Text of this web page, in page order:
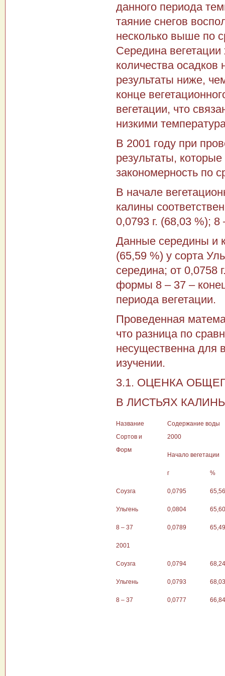
данного периода
таяние снегов
несколько выше по
Середина
количества
результаты ниже,
конце
вегетации, что
низкими
В 2001 году при
результаты,
закономерность по
В начале
калины
0,0793 г. (68,03 %); 8
Данные середины и
(65,59 %) у сорта
середина; от 0,0758
формы 8 – 37 –
периода вегетации.
Проведенная
что разница по
несущественна для
изучении.
3.1. ОЦЕНКА
В ЛИСТЬЯХ
Название
Сортов и
Форм
Содержание воды
2000
Начало вегетации
г %
Соузга 0,0795 65,56
Ульгень 0,0804 65,60
8 – 37 0,0789 65,49
2001
Соузга 0,0794 68,24
Ульгень 0,0793 68,03
8 – 37 0,0777 66,84